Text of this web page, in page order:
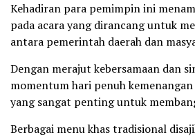
Kehadiran para pemimpin ini
pada acara yang dirancang untuk
antara pemerintah daerah dan
Dengan merajut kebersamaan dan
momentum hari penuh
yang sangat penting untuk
Berbagai menu khas tradisional